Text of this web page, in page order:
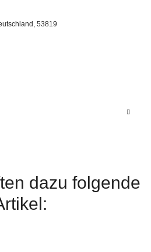
53819
dazu folgende